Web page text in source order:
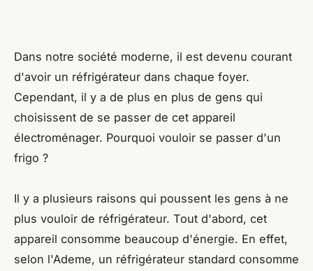
Dans notre société moderne, il est devenu courant
d'avoir un réfrigérateur dans chaque foyer.
Cependant, il y a de plus en plus de gens qui
choisissent de se passer de cet appareil
électroménager. Pourquoi vouloir se passer d'un
frigo ?
Il y a plusieurs raisons qui poussent les gens à ne
plus vouloir de réfrigérateur. Tout d'abord, cet
appareil consomme beaucoup d'énergie. En effet,
selon l'Ademe, un réfrigérateur standard consomme